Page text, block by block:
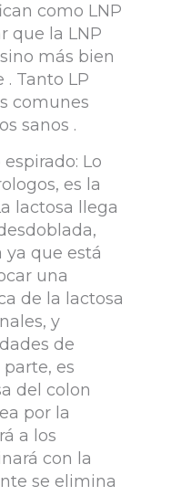
como LNP
que la LNP
más bien
Tanto LP
comunes
sanos .
Lo
es la
lactosa llega
ya que está
una
de la lactosa
y
de
es
del colon
por la
a los
con la
se elimina